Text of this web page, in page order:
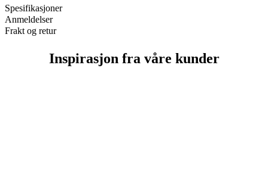
Spesifikasjoner
Anmeldelser
Frakt og retur
Inspirasjon fra våre kunder